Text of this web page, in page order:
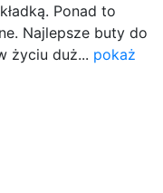
Ponad to
Najlepsze buty do
życiu duż... pokaż